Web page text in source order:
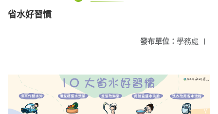
省水好習慣
發布單位： 學務處 |